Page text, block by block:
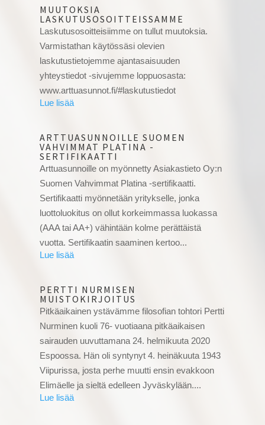
MUUTOKSIA
LASKUTUSOSOITTEISSAMME
Laskutusosoitteisiimme on tullut muutoksia.
Varmistathan käytössäsi olevien
laskutustietojemme ajantasaisuuden
yhteystiedot -sivujemme loppuosasta:
www.arttuasunnot.fi/#laskutustiedot
ARTTUASUNNOILLE SUOMEN
VAHVIMMAT PLATINA -
SERTIFIKAATTI
Arttuasunnoille on myönnetty Asiakastieto Oy:n
Suomen Vahvimmat Platina -sertifikaatti.
Sertifikaatti myönnetään yritykselle, jonka
luottoluokitus on ollut korkeimmassa luokassa
(AAA tai AA+) vähintään kolme perättäistä
vuotta. Sertifikaatin saaminen kertoo...
PERTTI NURMISEN
MUISTOKIRJOITUS
Pitkäaikainen ystävämme filosofian tohtori Pertti
Nurminen kuoli 76- vuotiaana pitkäaikaisen
sairauden uuvuttamana 24. helmikuuta 2020
Espoossa. Hän oli syntynyt 4. heinäkuuta 1943
Viipurissa, josta perhe muutti ensin evakkoon
Elimäelle ja sieltä edelleen Jyväskylään....